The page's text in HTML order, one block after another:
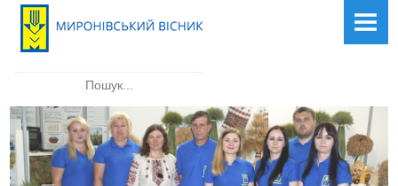
ГОЛОВНА
ВИМОГИ ДО СТАТЕЙ
АРХІВ НОМЕРІВ